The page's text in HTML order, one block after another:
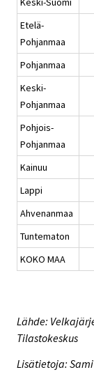
Etelä-
Pohjanmaa
Pohjanmaa
Keski-
Pohjanmaa
Pohjois-
Pohjanmaa
Kainuu
Lappi
Ahvenanmaa
Tuntematon
KOKO MAA
Lähde:
Tilastokeskus
Lisätietoja: Sami